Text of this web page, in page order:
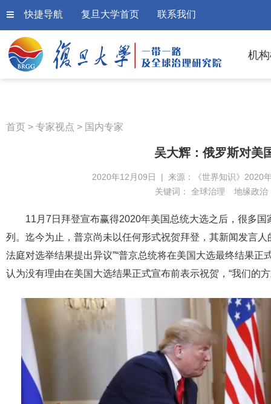
快捷导航 复旦大学首页 联系我们
机
首页 > 专家视点 > 国内专家
吴大辉：俄罗斯对美
2020年12月09日 | 来源：《世界知识》2020
关键词： 全球治理 地缘政治
11月7日拜登宣布赢得2020年美国总统大选之后，很多
列。迄今为止，普京尚未以任何形式祝贺拜登，其新闻发言
法庭对选举结果提出异议”“普京总统将在美国大选最终结果
认为没有理由在美国大选结果正式宣布前表示祝贺，“我们的